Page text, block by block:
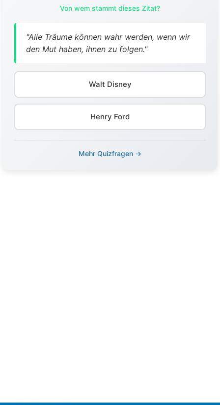
Von wem stammt dieses Zitat?
"Alle Träume können wahr werden, wenn wir
den Mut haben, ihnen zu folgen."
Walt Disney
Henry Ford
Mehr Quizfragen →